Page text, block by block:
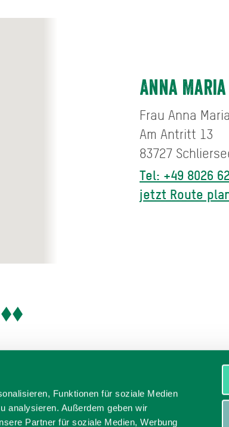
Funktionen für soziale Medien
analysieren. Außerdem geben wir
Partner für soziale Medien, Werbung
Anna
Frau Anna
Am Antritt 13
83727
Tel: +49 8026
jetzt Route